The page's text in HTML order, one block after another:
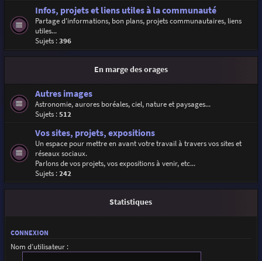
Infos, projets et liens utiles à la communauté
Partage d'informations, bon plans, projets communautaires, liens
utiles...
Sujets :396
En marge des orages
Autres images
Astronomie, aurores boréales, ciel, nature et paysages...
Sujets :512
Vos sites, projets, expositions
Un espace pour mettre en avant votre travail à travers vos sites et
réseaux sociaux.
Parlons de vos projets, vos expositions à venir, etc...
Sujets :242
Statistiques
CONNEXION
Nom d’utilisateur :